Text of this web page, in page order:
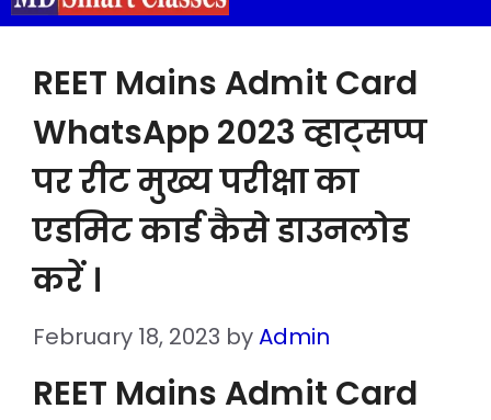
to
REET Mains Admit Card
WhatsApp 2023 व्हाट्सप्प
पर रीट मुख्य परीक्षा का
एडमिट कार्ड कैसे डाउनलोड
करें ।
February 18, 2023 byAdmin
REET Mains Admit Card